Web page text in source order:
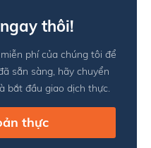
thôi!
phí của chúng tôi để
sẵn sàng, hãy chuyển
bắt đầu giao dịch thực.
thực